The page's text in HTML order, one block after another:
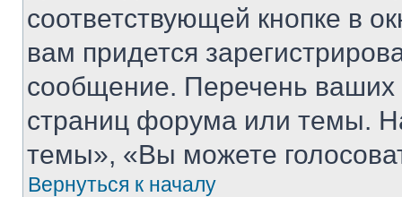
соответствующей кнопке в
вам придется
сообщение. Перечень ваших
страниц форума или темы.
темы», «Вы можете
Вернуться к началу